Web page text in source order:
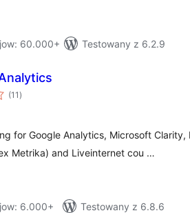
60.000+
Testowany z 6.2.9
(11 total
ratings
)
for Google Analytics, Microsoft Clarity,
Metrika) and Liveinternet cou …
6.000+
Testowany z 6.8.6